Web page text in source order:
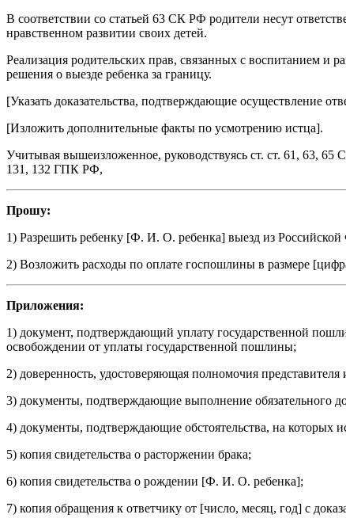
В соответствии со статьей 63 СК РФ родители несут
нравственном развитии своих детей.
Реализация родительских прав, связанных с воспитанием и
решения о выезде ребенка за границу.
[Указать доказательства, подтверждающие осуществление
[Изложить дополнительные факты по усмотрению истца].
Учитывая вышеизложенное, руководствуясь ст. ст. 61, 63,
131, 132 ГПК РФ,
Прошу:
1) Разрешить ребенку [Ф. И. О. ребенка] выезд из
2) Возложить расходы по оплате госпошлины в размере [
Приложения:
1) документ, подтверждающий уплату государственной
освобождении от уплаты государственной пошлины;
2) доверенность, удостоверяющая полномочия представителя
3) документы, подтверждающие выполнение обязательного
4) документы, подтверждающие обстоятельства, на которых
5) копия свидетельства о расторжении брака;
6) копия свидетельства о рождении [Ф. И. О. ребенка];
7) копия обращения к ответчику от [число, месяц, год] с